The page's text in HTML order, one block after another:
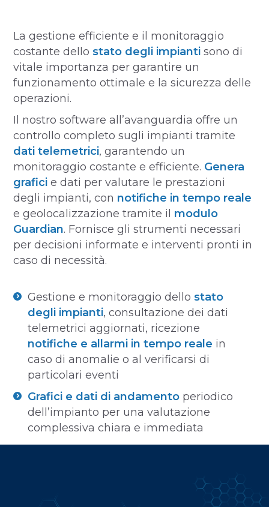
La gestione efficiente e il monitoraggio
costante dellostato degli impianti sono di
vitale importanza per garantire un
funzionamento ottimale e la sicurezza delle
operazioni.
Il nostro software all’avanguardia offre un
controllo completo sugli impianti tramite
dati telemetrici, garantendo un
monitoraggio costante e efficiente. Genera
grafici e dati per valutare le prestazioni
degli impianti, con notifiche in tempo reale
e geolocalizzazione tramite il modulo
Guardian. Fornisce gli strumenti necessari
per decisioni informate e interventi pronti in
caso di necessità.
Gestione e monitoraggio dellostato
degli impianti, consultazione dei dati
telemetrici aggiornati, ricezione
notifiche e allarmi in tempo reale in
caso di anomalie o al verificarsi di
particolari eventi
Grafici e dati di andamento periodico
dell’impianto per una valutazione
complessiva chiara e immediata